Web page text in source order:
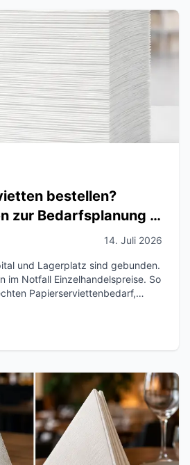
bestellen?
zur Bedarfsplanung in
14. Juli 2026
und Lagerplatz sind gebunden.
im Notfall Einzelhandelspreise. So
Papierserviettenbedarf,